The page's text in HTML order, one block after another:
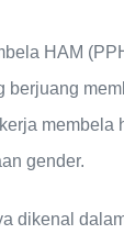
HAM
berjuang
membela
gender.
dikenal